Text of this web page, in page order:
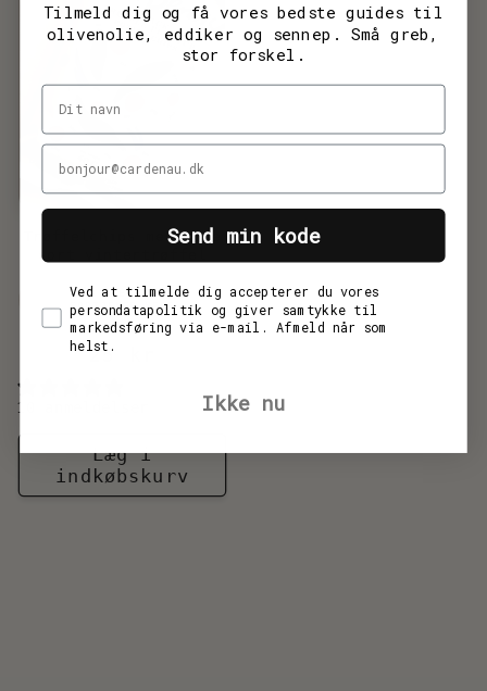
Trøffelchips med ægte
sort vintertrøffel
Forhandler:
NÅR HVERDAGEN
FORTJENER MERE
Normalpris
25 kr
10 anmeldelser
Læg i
indkøbskurv
Tilmeld dig og få vores bedste guides til
olivenolie, eddiker og sennep. Små greb,
stor forskel.
Navn
Din e-mail
Send min kode
Ved at tilmelde dig accepterer du vores
persondatapolitik og giver samtykke til
markedsføring via e-mail. Afmeld når som
helst.
Ikke nu